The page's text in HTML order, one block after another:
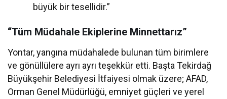
büyük bir tesellidir.”
“Tüm Müdahale Ekiplerine Minnettarız”
Yontar, yangına müdahalede bulunan tüm birimlere
ve gönüllülere ayrı ayrı teşekkür etti. Başta Tekirdağ
Büyükşehir Belediyesi İtfaiyesi olmak üzere; AFAD,
Orman Genel Müdürlüğü, emniyet güçleri ve yerel